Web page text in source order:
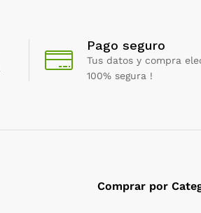
Pago seguro
Tus datos y compra
100% segura !
Comprar por